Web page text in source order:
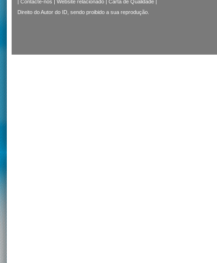
| Contacte-nos | Website relacionado | Carta de Qualidade |
Direito do Autor do ID, sendo proibido a sua reprodução.